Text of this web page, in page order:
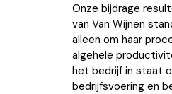
Onze bijdrage
van Van Wijnen
alleen om haar
algehele
het bedrijf in staat
bedrijfsvoering en